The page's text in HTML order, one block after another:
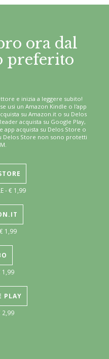
ora dal
preferito
e inizia a leggere subito!
usi un Amazon Kindle o l'app
su Amazon.it o su Delos
acquista su Google Play,
acquista su Delos Store o
Delos Store non sono protetti
- € 1,99
1,99
1,99
PLAY
2,99